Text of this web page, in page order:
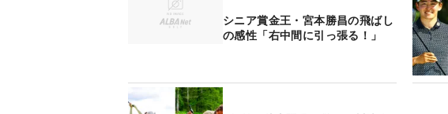
シニア賞金王・宮本勝昌の飛ばし
の感性「右中間に引っ張る！」